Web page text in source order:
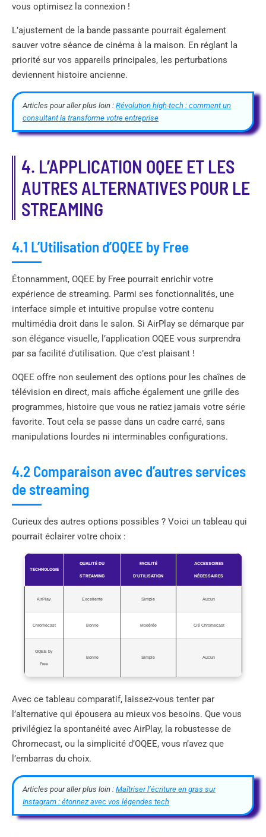
vous optimisez la connexion !
L’ajustement de la bande passante pourrait également
sauver votre séance de cinéma à la maison. En réglant la
priorité sur vos appareils principales, les perturbations
deviennent histoire ancienne.
Articles pour aller plus loin : Révolution high-tech : comment un
consultant ia transforme votre entreprise
4. L’APPLICATION OQEE ET LES
AUTRES ALTERNATIVES POUR LE
STREAMING
4.1 L’Utilisation d’OQEE by Free
Étonnamment, OQEE by Free pourrait enrichir votre
expérience de streaming. Parmi ses fonctionnalités, une
interface simple et intuitive propulse votre contenu
multimédia droit dans le salon. Si AirPlay se démarque par
son élégance visuelle, l’application OQEE vous surprendra
par sa facilité d’utilisation. Que c’est plaisant !
OQEE offre non seulement des options pour les chaînes de
télévision en direct, mais affiche également une grille des
programmes, histoire que vous ne ratiez jamais votre série
favorite. Tout cela se passe dans un cadre carré, sans
manipulations lourdes ni interminables configurations.
4.2 Comparaison avec d’autres services
de streaming
Curieux des autres options possibles ? Voici un tableau qui
pourrait éclairer votre choix :
TECHNOLOGIE
QUALITÉ DU
STREAMING
FACILITÉ
D’UTILISATION
ACCESSOIRES
NÉCESSAIRES
AirPlay Excellente Simple Aucun
Chromecast Bonne Modérée Clé Chromecast
OQEE by
Free
Bonne Simple Aucun
Avec ce tableau comparatif, laissez-vous tenter par
l’alternative qui épousera au mieux vos besoins. Que vous
privilégiez la spontanéité avec AirPlay, la robustesse de
Chromecast, ou la simplicité d’OQEE, vous n’avez que
l’embarras du choix.
Articles pour aller plus loin : Maîtriser l’écriture en gras sur
Instagram : étonnez avec vos légendes tech